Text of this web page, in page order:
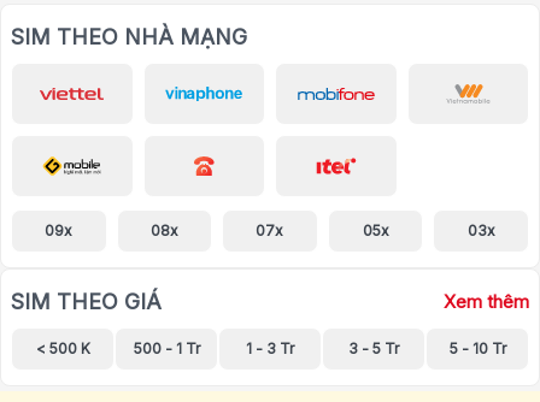
SIM THEO NHÀ MẠNG
09x 08x 07x 05x 03x
SIM THEO GIÁ Xem thêm
< 500 K 500 - 1 Tr 1 - 3 Tr 3 - 5 Tr 5 - 10 Tr